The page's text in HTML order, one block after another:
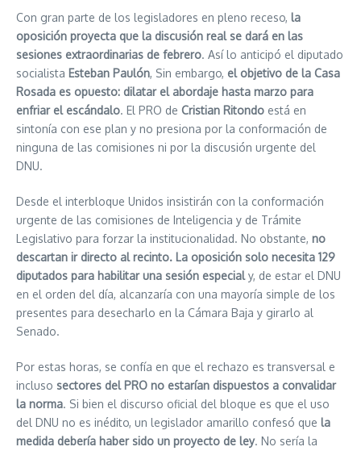
Con gran parte de los legisladores en pleno receso, la
oposición proyecta que la discusión real se dará en las
sesiones extraordinarias de febrero. Así lo anticipó el diputado
socialista Esteban Paulón, Sin embargo, el objetivo de la Casa
Rosada es opuesto: dilatar el abordaje hasta marzo para
enfriar el escándalo. El PRO de Cristian Ritondo está en
sintonía con ese plan y no presiona por la conformación de
ninguna de las comisiones ni por la discusión urgente del
DNU.
Desde el interbloque Unidos insistirán con la conformación
urgente de las comisiones de Inteligencia y de Trámite
Legislativo para forzar la institucionalidad. No obstante, no
descartan ir directo al recinto. La oposición solo necesita 129
diputados para habilitar una sesión especialy, de estar el DNU
en el orden del día, alcanzaría con una mayoría simple de los
presentes para desecharlo en la Cámara Baja y girarlo al
Senado.
Por estas horas, se confía en que el rechazo es transversal e
incluso sectores del PRO no estarían dispuestos a convalidar
la norma. Si bien el discurso oficial del bloque es que el uso
del DNU no es inédito, un legislador amarillo confesó que la
medida debería haber sido un proyecto de ley. No sería la